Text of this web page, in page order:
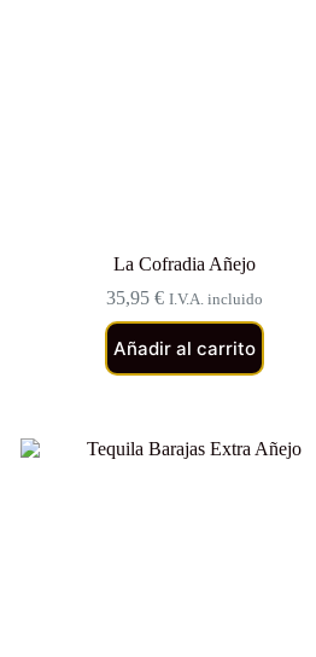
La Cofradia Añejo
35,95 € I.V.A. incluido
Añadir al carrito